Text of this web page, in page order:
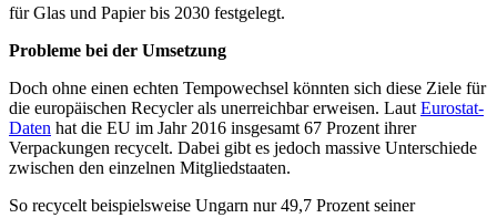
für Glas und Papier bis 2030 festgelegt.
Probleme bei der Umsetzung
Doch ohne einen echten Tempowechsel könnten sich diese Ziele für
die europäischen Recycler als unerreichbar erweisen. Laut Eurostat-
Daten hat die EU im Jahr 2016 insgesamt 67 Prozent ihrer
Verpackungen recycelt. Dabei gibt es jedoch massive Unterschiede
zwischen den einzelnen Mitgliedstaaten.
So recycelt beispielsweise Ungarn nur 49,7 Prozent seiner